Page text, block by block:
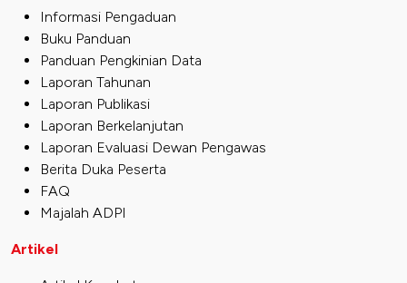
Informasi Pengaduan
Buku Panduan
Panduan Pengkinian Data
Laporan Tahunan
Laporan Publikasi
Laporan Berkelanjutan
Laporan Evaluasi Dewan Pengawas
Berita Duka Peserta
FAQ
Majalah ADPI
Artikel